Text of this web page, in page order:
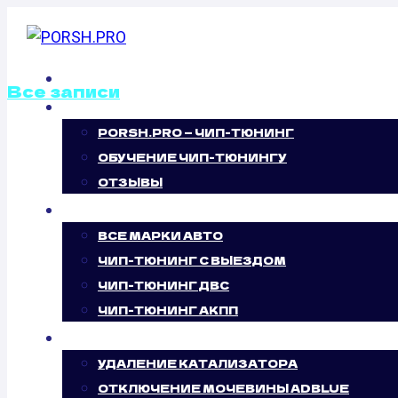
PORSH.PRO — ЧИП-ТЮНИНГ
ОБУЧЕНИЕ ЧИП-ТЮНИНГУ
ОТЗЫВЫ
ВСЕ МАРКИ АВТО
ЧИП-ТЮНИНГ С ВЫЕЗДОМ
ЧИП-ТЮНИНГ ДВС
ЧИП-ТЮНИНГ АКПП
УДАЛЕНИЕ КАТАЛИЗАТОРА
ОТКЛЮЧЕНИЕ МОЧЕВИНЫ ADBLUE
Все записи
ОТКЛЮЧЕНИЕ
ЗАСЛОНОК
1.6 (110 Л.С.)